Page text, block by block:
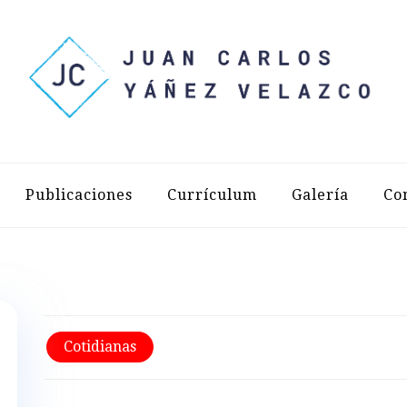
YÁÑEZ
Publicaciones Currículum Galería
Cotidianas